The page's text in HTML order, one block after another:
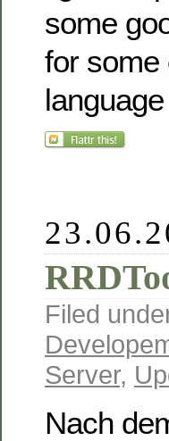
some
for some
Filed
Server,
Nach